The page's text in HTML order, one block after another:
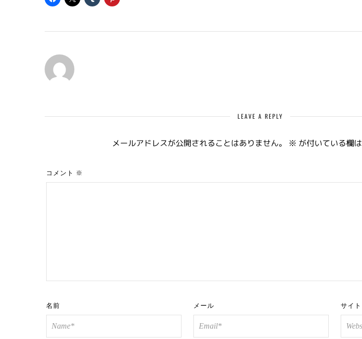
LEAVE A REPLY
メールアドレスが公開されることはありません。 ※ が付いている欄
コメント ※
名前 メール サイト